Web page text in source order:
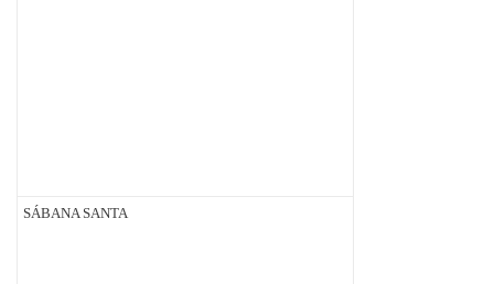
SÁBANA SANTA